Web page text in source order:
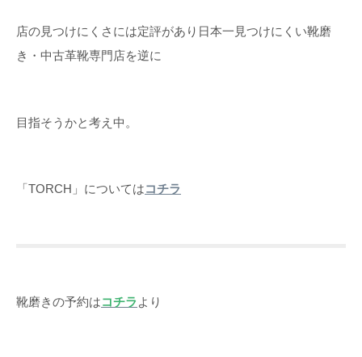
店の見つけにくさには定評があり日本一見つけにくい靴磨
き・中古革靴専門店を逆に
目指そうかと考え中。
「TORCH」についてはコチラ
靴磨きの予約はコチラ より